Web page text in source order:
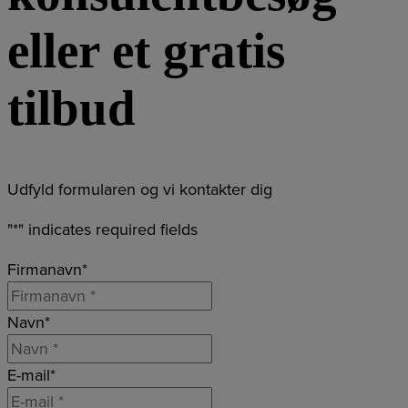
eller et gratis
tilbud
Udfyld formularen og vi kontakter dig
"*" indicates required fields
Firmanavn*
Navn*
E-mail*